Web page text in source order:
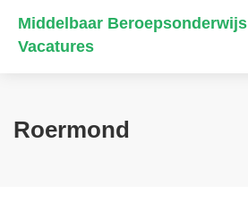
Middelbaar Beroepsonderwijs
Vacatures
Roermond